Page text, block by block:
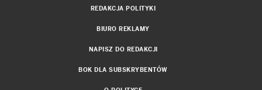
REDAKCJA POLITYKI
BIURO REKLAMY
NAPISZ DO REDAKCJI
BOK DLA SUBSKRYBENTÓW